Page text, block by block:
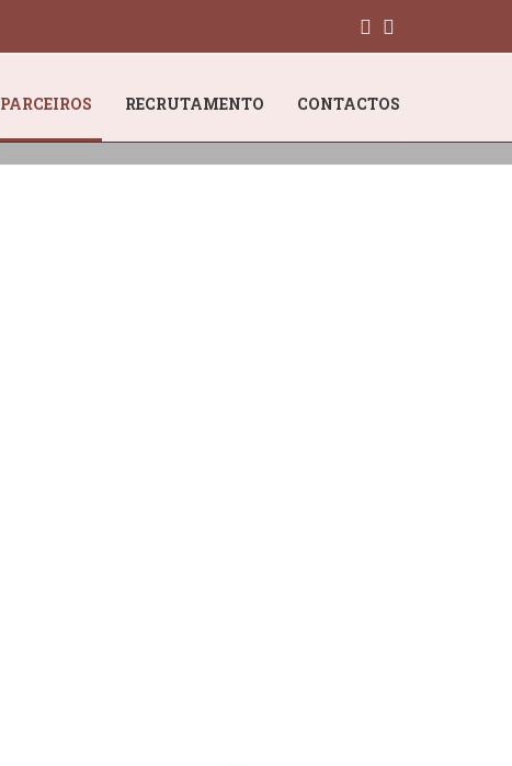
PARCEIROS (CURRENT)
RECRUTAMENTO CONTACTOS